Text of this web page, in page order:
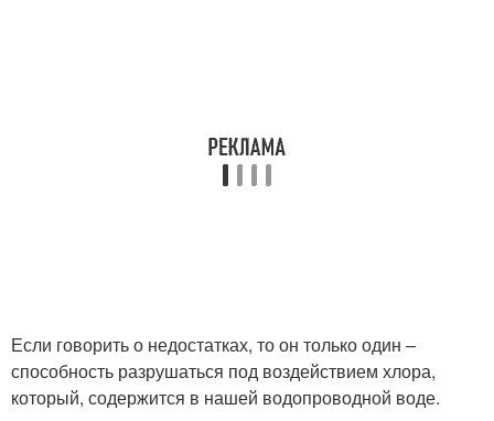
Если говорить о недостатках, то он только один –
способность разрушаться под воздействием хлора,
который, содержится в нашей водопроводной воде.